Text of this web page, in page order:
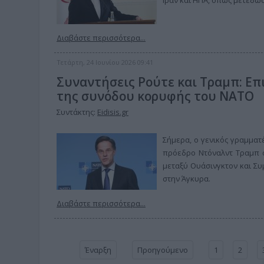
Διαβάστε περισσότερα...
Τετάρτη, 24 Ιουνίου 2026 09:41
Συναντήσεις Ρούτε και Τραμπ:
της συνόδου κορυφής του ΝΑΤΟ
Συντάκτης: Eidisis.gr
Σήμερα, ο γενικός
πρόεδρο Ντόναλντ Τραμπ
μεταξύ Ουάσινγκτον και
στην Άγκυρα.
Διαβάστε περισσότερα...
Έναρξη Προηγούμενο 1 2